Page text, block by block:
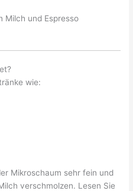
Milch und Espresso
wie:
Mikroschaum sehr fein und
verschmolzen. Lesen Sie